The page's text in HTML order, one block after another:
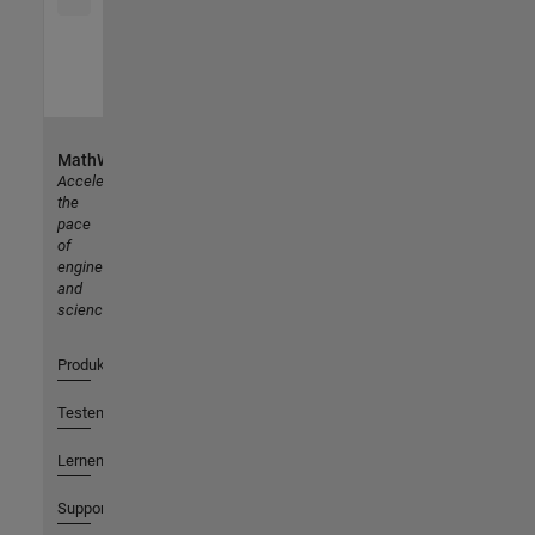
MathWorks
Accelerating
the
pace
of
engineering
and
science
Produkte
Testen oder Kaufen
Lernen
Support